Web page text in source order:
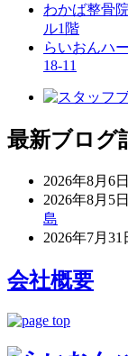
わかば整骨院
ル1階
らいおんハ
18-11
最新ブログ
2026年8月6日
2026年8月5日
島
2026年7月31
会社概要